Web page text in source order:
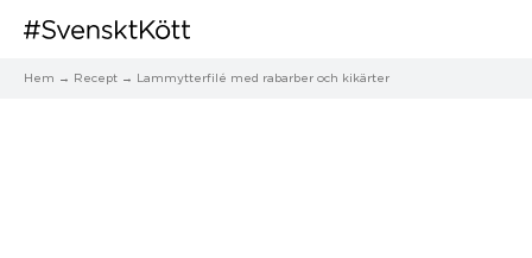
Hem Recept Lammytterfilé med rabarber och kikärter